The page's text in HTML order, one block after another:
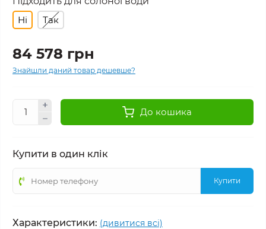
Ні
Так
84 578 грн
Знайшли даний товар дешевше?
До кошика
Купити в один клік
Купити
Характеристики: (дивитися всі)